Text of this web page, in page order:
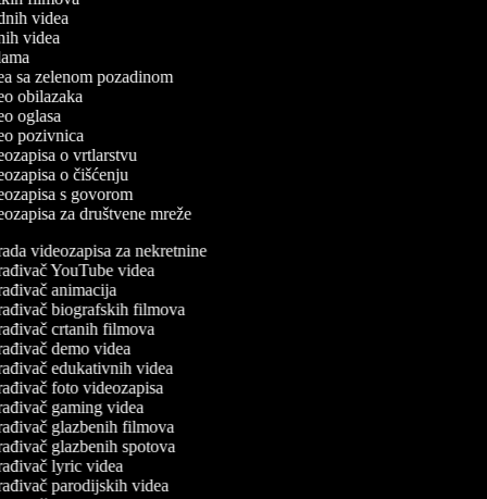
videa
videa
sa zelenom pozadinom
obilazaka
oglasa
pozivnica
o vrtlarstvu
o čišćenju
s govorom
za društvene mreže
videozapisa za nekretnine
YouTube videa
animacija
biografskih filmova
crtanih filmova
demo videa
edukativnih videa
foto videozapisa
gaming videa
glazbenih filmova
glazbenih spotova
lyric videa
parodijskih videa